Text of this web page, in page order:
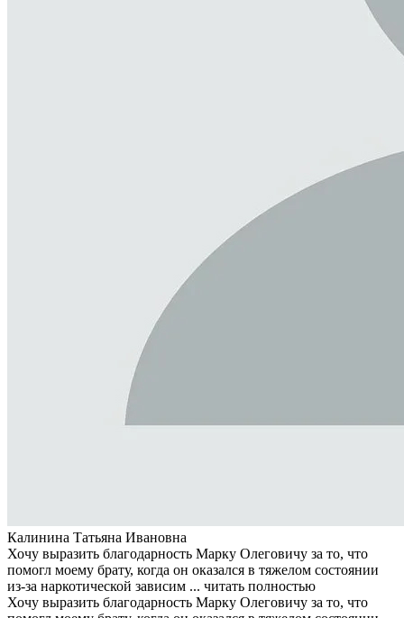
Калинина Татьяна Ивановна
Хочу выразить благодарность Марку Олеговичу за то, что
помогл моему брату, когда он оказался в тяжелом состоянии
из-за наркотической зависим ... читать полностью
Хочу выразить благодарность Марку Олеговичу за то, что